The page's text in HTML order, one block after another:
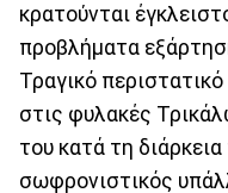
κρατούνται
προβλήματα
Τραγικό
στις φυλακές
του κατά τη
σωφρονιστικός